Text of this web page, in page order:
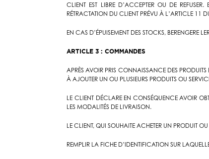
CLIENT EST LIBRE D’ACCEPTER OU DE
RÉTRACTATION DU CLIENT PRÉVU À L’ARTICLE 11
EN CAS D’ÉPUISEMENT DES STOCKS, BERENGERE
ARTICLE 3 : COMMANDES
APRÈS AVOIR PRIS CONNAISSANCE DES PRODUITS
À AJOUTER UN OU PLUSIEURS PRODUITS OU
LE CLIENT DÉCLARE EN CONSÉQUENCE AVOIR
LES MODALITÉS DE LIVRAISON.
LE CLIENT, QUI SOUHAITE ACHETER UN PRODUIT
REMPLIR LA FICHE D’IDENTIFICATION SUR